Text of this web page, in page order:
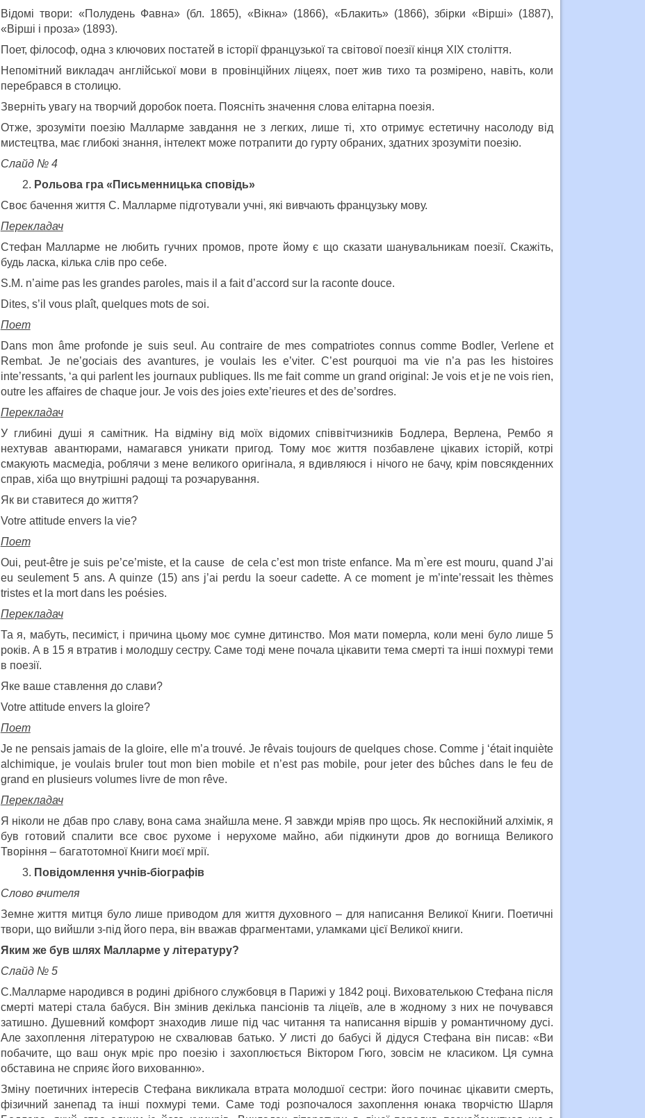
Відомі твори: «Полудень Фавна» (бл. 1865), «Вікна» (1866), «Блакить» (1866), збірки «Вірші» (1887),
«Вірші і проза» (1893).
Поет, філософ, одна з ключових постатей в історії французької та світової поезії кінця ХІХ століття.
Непомітний викладач англійської мови в провінційних ліцеях, поет жив тихо та розмірено, навіть, коли
перебрався в столицю.
Зверніть увагу на творчий доробок поета. Поясніть значення слова елітарна поезія.
Отже, зрозуміти поезію Малларме завдання не з легких, лише ті, хто отримує естетичну насолоду від
мистецтва, має глибокі знання, інтелект може потрапити до гурту обраних, здатних зрозуміти поезію.
Слайд № 4
Рольова гра «Письменницька сповідь»
Своє бачення життя С. Малларме підготували учні, які вивчають французьку мову.
Перекладач
Стефан Малларме не любить гучних промов, проте йому є що сказати шанувальникам поезії. Скажіть,
будь ласка, кілька слів про себе.
S.M. n’aime pas les grandes paroles, mais il a fait d’accord sur la raconte douce.
Dites, s’il vous plaît, quelques mots de soi.
Поет
Dans mon âme profonde je suis seul. Au contraire de mes compatriotes connus comme Bodler, Verlene et
Rembat. Je ne’gociais des avantures, je voulais les e’viter. C’est pourquoi ma vie n’a pas les histoires
inte’ressants, ‘a qui parlent les journaux publiques. Ils me fait comme un grand original: Je vois et je ne vois rien,
outre les affaires de chaque jour. Je vois des joies exte’rieures et des de’sordres.
Перекладач
У глибині душі я самітник. На відміну від моїх відомих співвітчизників Бодлера, Верлена, Рембо я
нехтував авантюрами, намагався уникати пригод. Тому моє життя позбавлене цікавих історій, котрі
смакують масмедіа, роблячи з мене великого оригінала, я вдивляюся і нічого не бачу, крім повсякденних
справ, хіба що внутрішні радощі та розчарування.
Як ви ставитеся до життя?
Votre attitude envers la vie?
Поет
Oui, peut-être je suis pe’ce’miste, et la cause de cela c’est mon triste enfance. Ma m`ere est mouru, quand J’ai
eu seulement 5 ans. A quinze (15) ans j’ai perdu la soeur cadette. A ce moment je m’inte’ressait les thèmes
tristes et la mort dans les poésies.
Перекладач
Та я, мабуть, песиміст, і причина цьому моє сумне дитинство. Моя мати померла, коли мені було лише 5
років. А в 15 я втратив і молодшу сестру. Саме тоді мене почала цікавити тема смерті та інші похмурі теми
в поезії.
Яке ваше ставлення до слави?
Votre attitude envers la gloire?
Поет
Je ne pensais jamais de la gloire, elle m’a trouvé. Je rêvais toujours de quelques chose. Comme j ‘était inquiète
alchimique, je voulais bruler tout mon bien mobile et n’est pas mobile, pour jeter des bûches dans le feu de
grand en plusieurs volumes livre de mon rêve.
Перекладач
Я ніколи не дбав про славу, вона сама знайшла мене. Я завжди мріяв про щось. Як неспокійний алхімік, я
був готовий спалити все своє рухоме і нерухоме майно, аби підкинути дров до вогнища Великого
Творіння – багатотомної Книги моєї мрії.
Повідомлення учнів-біографів
Слово вчителя
Земне життя митця було лише приводом для життя духовного – для написання Великої Книги. Поетичні
твори, що вийшли з-під його пера, він вважав фрагментами, уламками цієї Великої книги.
Яким же був шлях Малларме у літературу?
Слайд № 5
С.Малларме народився в родині дрібного службовця в Парижі у 1842 році. Вихователькою Стефана після
смерті матері стала бабуся. Він змінив декілька пансіонів та ліцеїв, але в жодному з них не почувався
затишно. Душевний комфорт знаходив лише під час читання та написання віршів у романтичному дусі.
Але захоплення літературою не схвалював батько. У листі до бабусі й дідуся Стефана він писав: «Ви
побачите, що ваш онук мріє про поезію і захоплюється Віктором Гюго, зовсім не класиком. Ця сумна
обставина не сприяє його вихованню».
Зміну поетичних інтересів Стефана викликала втрата молодшої сестри: його починає цікавити смерть,
фізичний занепад та інші похмурі теми. Саме тоді розпочалося захоплення юнака творчістю Шарля